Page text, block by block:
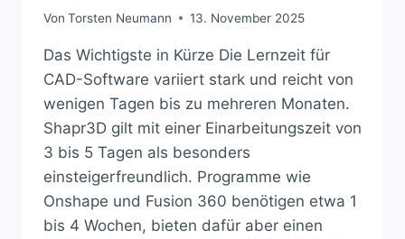
Von Torsten Neumann 13. November 2025
Das Wichtigste in Kürze Die Lernzeit für
CAD-Software variiert stark und reicht von
wenigen Tagen bis zu mehreren Monaten.
Shapr3D gilt mit einer Einarbeitungszeit von
3 bis 5 Tagen als besonders
einsteigerfreundlich. Programme wie
Onshape und Fusion 360 benötigen etwa 1
bis 4 Wochen, bieten dafür aber einen